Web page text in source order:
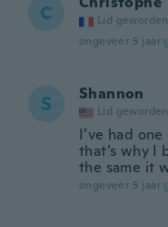
C Lid
ongeveer 5 jaar
S Shannon
Lid
I’ve had
that’s why I
the same it
ongeveer 5 jaar